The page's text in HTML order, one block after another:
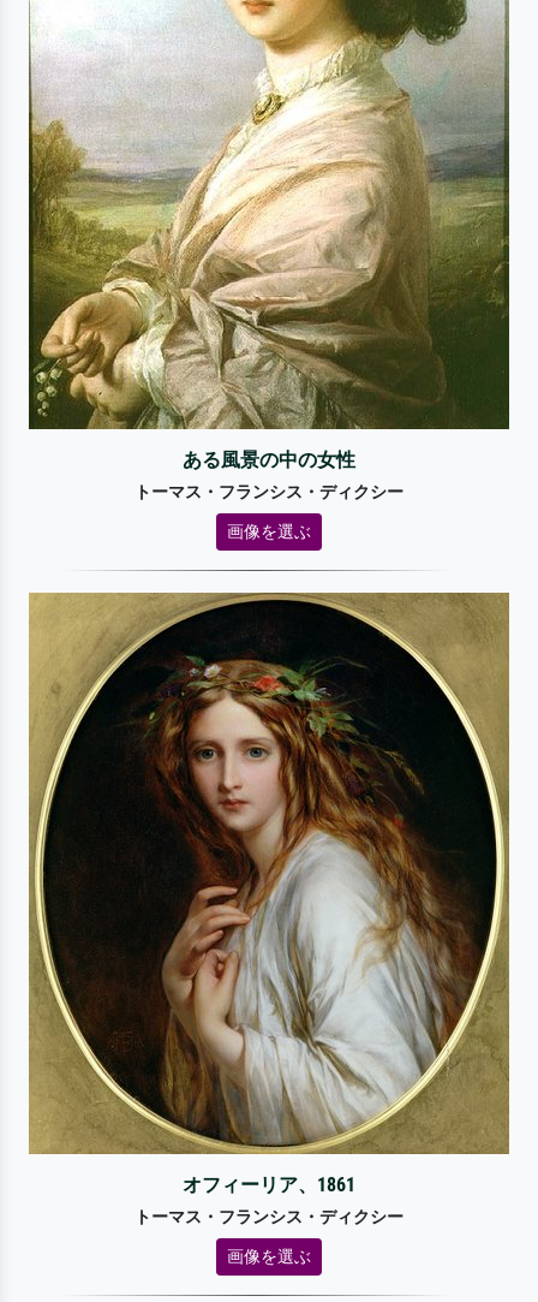
ある風景の中の女性
トーマス・フランシス・ディクシー
画像を選ぶ
オフィーリア、1861
トーマス・フランシス・ディクシー
画像を選ぶ